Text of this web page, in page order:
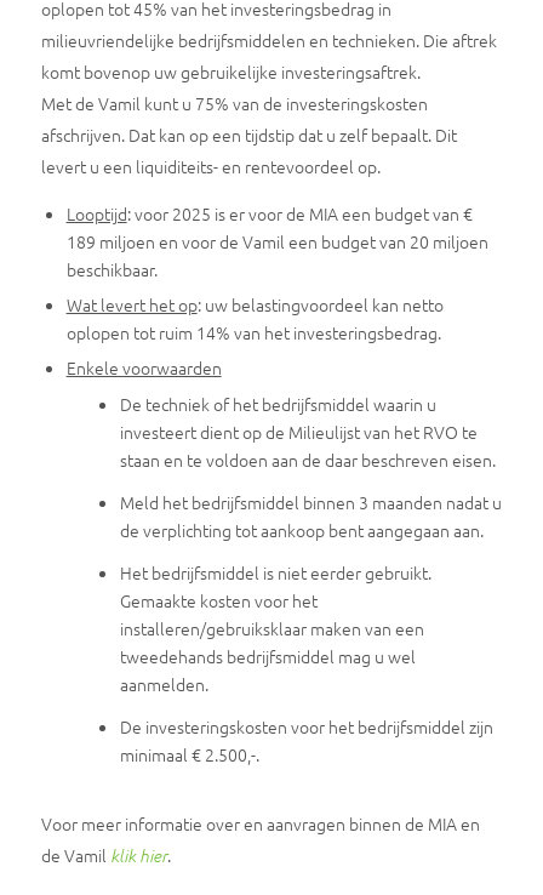
oplopen tot 45% van het investeringsbedrag in
milieuvriendelijke bedrijfsmiddelen en technieken. Die aftrek
komt bovenop uw gebruikelijke investeringsaftrek.
Met de Vamil kunt u 75% van de investeringskosten
afschrijven. Dat kan op een tijdstip dat u zelf bepaalt. Dit
levert u een liquiditeits- en rentevoordeel op.
Looptijd: voor 2025 is er voor de MIA een budget van €
189 miljoen en voor de Vamil een budget van 20 miljoen
beschikbaar.
Wat levert het op: uw belastingvoordeel kan netto
oplopen tot ruim 14% van het investeringsbedrag.
Enkele voorwaarden
De techniek of het bedrijfsmiddel waarin u
investeert dient op de Milieulijst van het RVO te
staan en te voldoen aan de daar beschreven eisen.
Meld het bedrijfsmiddel binnen 3 maanden nadat u
de verplichting tot aankoop bent aangegaan aan.
Het bedrijfsmiddel is niet eerder gebruikt.
Gemaakte kosten voor het
installeren/gebruiksklaar maken van een
tweedehands bedrijfsmiddel mag u wel
aanmelden.
De investeringskosten voor het bedrijfsmiddel zijn
minimaal € 2.500,-.
Voor meer informatie over en aanvragen binnen de MIA en
de Vamil klik hier.